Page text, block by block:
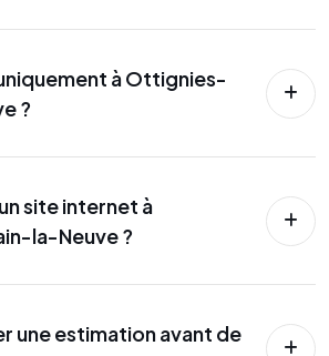
à Ottignies-
?
site internet à
la-Neuve ?
une estimation avant de